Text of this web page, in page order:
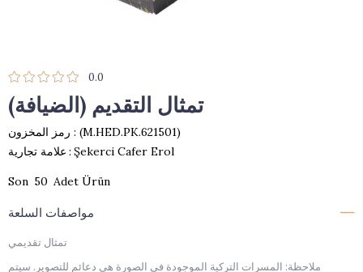
0.0
تمثال التقديم (الضيافة)
رمز المخزون
(M.HED.PK.621501)
علامة تجارية : Şekerci Cafer Erol
50
مواصفات السلعة
تمثال تقديمي
ملاحظة: المسرات التركية الموجودة في الصورة هي دعائم للتصوير. سيتم